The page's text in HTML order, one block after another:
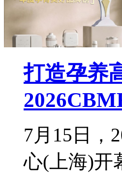
打造孕养
7月15日，
心(上海)开